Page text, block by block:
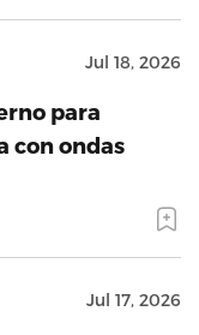
Jul 18, 2026
para
con ondas
Jul 17, 2026